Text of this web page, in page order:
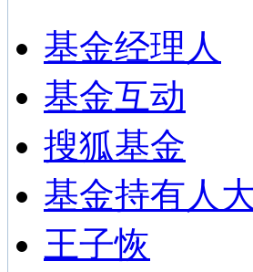
基金经理人
基金互动
搜狐基金
基金持有人
王子恢